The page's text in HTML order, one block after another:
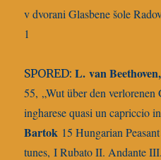
v dvorani Glasbene šole
1
SPORED:L. van
55, „Wut über den
ingharese quasi un capriccio
Bartok 15 Hungarian
tunes,I Rubato II. Andante